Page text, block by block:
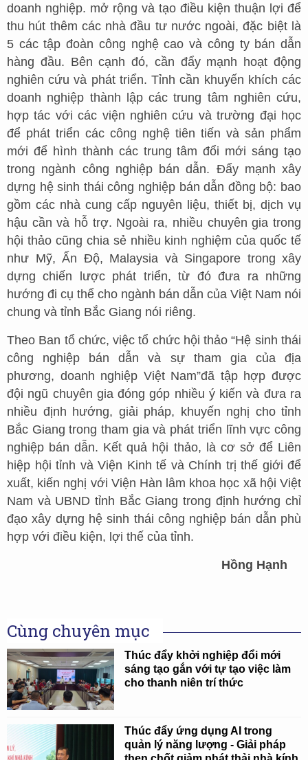
doanh nghiệp. mở rộng và tạo điều kiện thuận lợi để
thu hút thêm các nhà đầu tư nước ngoài, đặc biệt là
5 các tập đoàn công nghệ cao và công ty bán dẫn
hàng đầu. Bên cạnh đó, cần đẩy mạnh hoạt động
nghiên cứu và phát triển. Tỉnh cần khuyến khích các
doanh nghiệp thành lập các trung tâm nghiên cứu,
hợp tác với các viện nghiên cứu và trường đại học
để phát triển các công nghệ tiên tiến và sản phẩm
mới để hình thành các trung tâm đổi mới sáng tạo
trong ngành công nghiệp bán dẫn. Đẩy mạnh xây
dựng hệ sinh thái công nghiệp bán dẫn đồng bộ: bao
gồm các nhà cung cấp nguyên liệu, thiết bị, dịch vụ
hậu cần và hỗ trợ. Ngoài ra, nhiều chuyên gia trong
hội thảo cũng chia sẻ nhiều kinh nghiệm của quốc tế
như Mỹ, Ấn Độ, Malaysia và Singapore trong xây
dựng chiến lược phát triển, từ đó đưa ra những
hướng đi cụ thể cho ngành bán dẫn của Việt Nam nói
chung và tỉnh Bắc Giang nói riêng.
Theo Ban tổ chức, việc tổ chức hội thảo “Hệ sinh thái
công nghiệp bán dẫn và sự tham gia của địa
phương, doanh nghiệp Việt Nam”đã tập hợp được
đội ngũ chuyên gia đóng góp nhiều ý kiến và đưa ra
nhiều định hướng, giải pháp, khuyến nghị cho tỉnh
Bắc Giang trong tham gia và phát triển lĩnh vực công
nghiệp bán dẫn. Kết quả hội thảo, là cơ sở để Liên
hiệp hội tỉnh và Viện Kinh tế và Chính trị thế giới để
xuất, kiến nghị với Viện Hàn lâm khoa học xã hội Việt
Nam và UBND tỉnh Bắc Giang trong định hướng chỉ
đạo xây dựng hệ sinh thái công nghiệp bán dẫn phù
hợp với điều kiện, lợi thế của tỉnh.
Hồng Hạnh
Cùng chuyên mục
Thúc đẩy khởi nghiệp đổi mới
sáng tạo gắn với tự tạo việc làm
cho thanh niên trí thức
Thúc đẩy ứng dụng AI trong
quản lý năng lượng - Giải pháp